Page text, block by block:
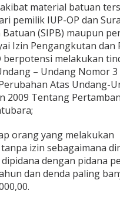
material batuan
pemilik IUP-OP dan
(SIPB) maupun
Izin Pengangkutan dan
berpotensi melakukan
– Undang Nomor
Atas Undang-
2009 Tentang
orang yang melakukan
izin sebagaimana
dengan pidana
dan denda paling